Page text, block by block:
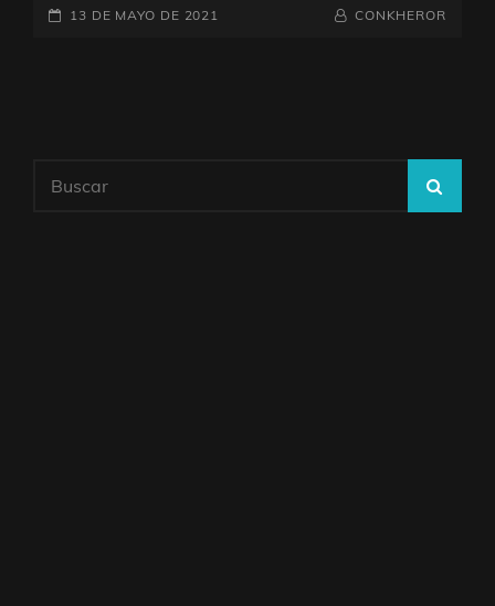
PUBLICADO
13 DE MAYO DE 2021
POR
BYLINE
CONKHEROR